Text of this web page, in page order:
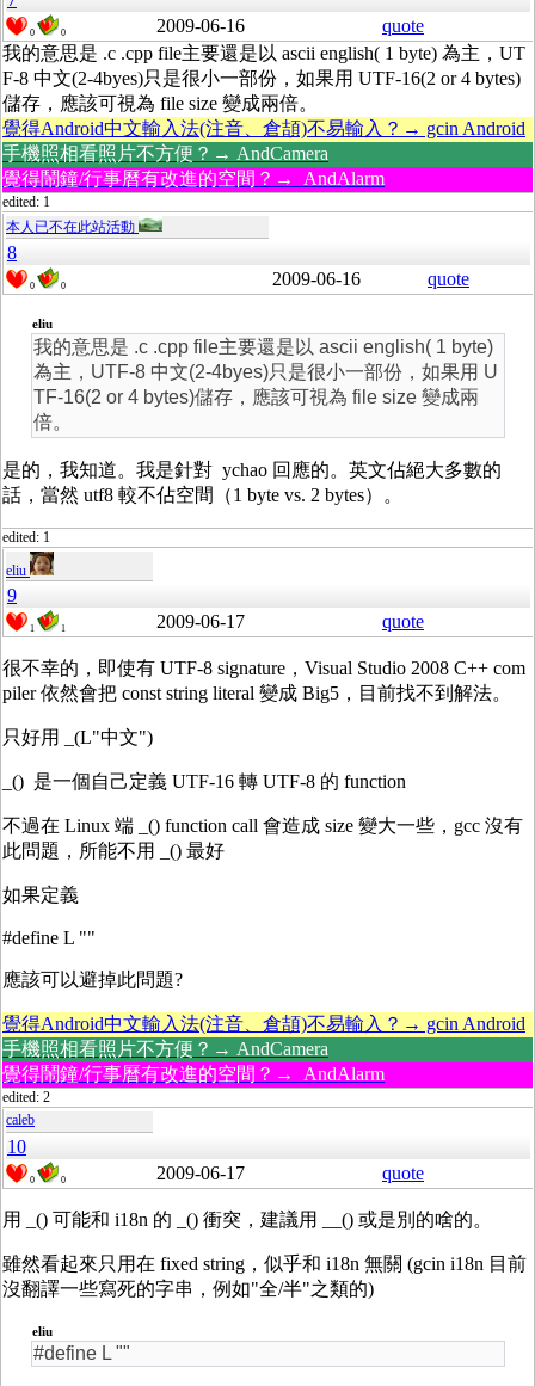
0 0 2009-06-16
quote
我的意思是 .c .cpp file主要還是以 ascii english( 1 byte) 為主，UT
F-8 中文(2-4byes)只是很小一部份，如果用 UTF-16(2 or 4 bytes)
儲存，應該可視為 file size 變成兩倍。
覺得Android中文輸入法(注音、倉頡)不易輸入？→ gcin Android
手機照相看照片不方便？→ AndCamera
覺得鬧鐘/行事曆有改進的空間？→ AndAlarm
edited: 1
本人已不在此站活動
8
0 0 2009-06-16 quote
eliu
我的意思是 .c .cpp file主要還是以 ascii english( 1 byte)
為主，UTF-8 中文(2-4byes)只是很小一部份，如果用 U
TF-16(2 or 4 bytes)儲存，應該可視為 file size 變成兩
倍。
是的，我知道。我是針對 ychao 回應的。英文佔絕大多數的
話，當然 utf8 較不佔空間（1 byte vs. 2 bytes）。
edited: 1
eliu
9
1 1 2009-06-17 quote
很不幸的，即使有 UTF-8 signature，Visual Studio 2008 C++ com
piler 依然會把 const string literal 變成 Big5，目前找不到解法。
只好用 _(L"中文")
_() 是一個自己定義 UTF-16 轉 UTF-8 的 function
不過在 Linux 端 _() function call 會造成 size 變大一些，gcc 沒有
此問題，所能不用 _() 最好
如果定義
#define L ""
應該可以避掉此問題?
覺得Android中文輸入法(注音、倉頡)不易輸入？→ gcin Android
手機照相看照片不方便？→ AndCamera
覺得鬧鐘/行事曆有改進的空間？→ AndAlarm
edited: 2
caleb
10
0 0 2009-06-17 quote
用 _() 可能和 i18n 的 _() 衝突，建議用 __() 或是別的啥的。
雖然看起來只用在 fixed string，似乎和 i18n 無關 (gcin i18n 目前
沒翻譯一些寫死的字串，例如"全/半"之類的)
eliu
#define L ""